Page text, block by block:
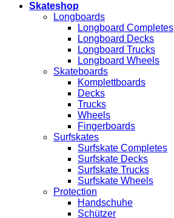
Skateshop
Longboards
Longboard Completes
Longboard Decks
Longboard Trucks
Longboard Wheels
Skateboards
Komplettboards
Decks
Trucks
Wheels
Fingerboards
Surfskates
Surfskate Completes
Surfskate Decks
Surfskate Trucks
Surfskate Wheels
Protection
Handschuhe
Schützer